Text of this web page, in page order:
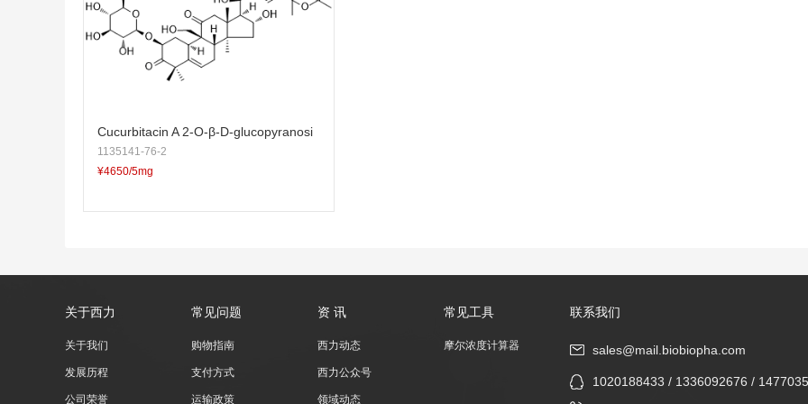
Cucurbitacin A 2-O-β-D-glucopyranosi
de
1135141-76-2
¥4650/5mg
关于西力
关于我们
发展历程
公司荣誉
常见问题
购物指南
支付方式
运输政策
资 讯
西力动态
西力公众号
领域动态
常见工具
摩尔浓度计算器
联系我们
sales@mail.biobiopha.com
1020188433 / 1336092676 /